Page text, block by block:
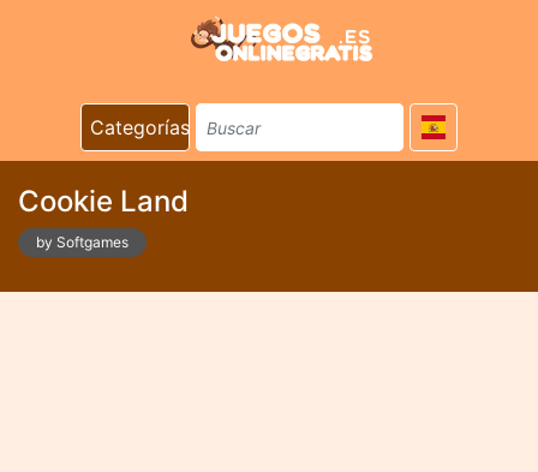
Categorías
Cookie Land
by Softgames